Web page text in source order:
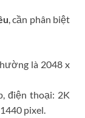
, cần phân biệt
là 2048 x
điện thoại: 2K
pixel.